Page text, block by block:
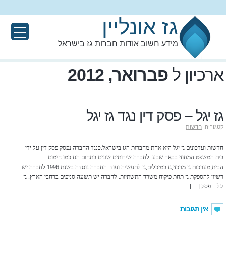
גז אונליין
מידע חשוב אודות חברות גז בישראל
ארכיון ל פברואר, 2012
גז יגל – פסק דין נגד גז יגל
קטגוריה: חדשות
חדשות ועדכונים גז יגל היא אחת מחברות הגז בישראל.כנגד החברה נפסק פסק דין על ידי
בית המשפט המחוזי בבאר שבע. לחברה שירותים שונים בתחום הגז כמו חימום
הבית,מערכות גז מרכזי,גז במיכלים,גז לתעשיה ועוד. החברה נוסדה בשנת 1996.לחברה יש
רשיון להספקת גז תחת פיקוח משרד התשתיות. לחברה יש תשעה סניפים ברחבי הארץ. גז
יגל – פסק […]
אין תגובות